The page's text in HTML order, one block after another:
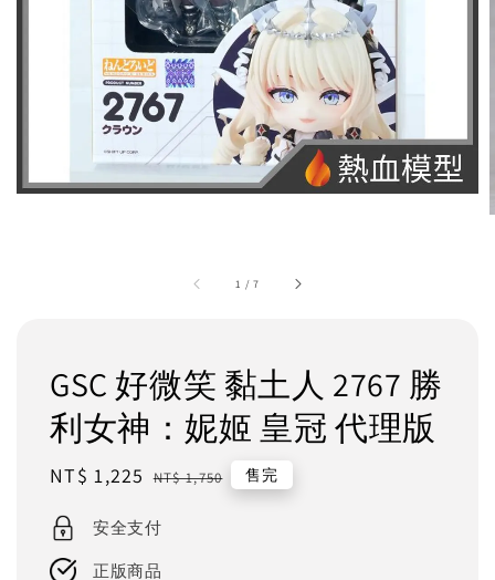
1 /7
GSC 好微笑 黏土人 2767 勝
利女神：妮姬 皇冠 代理版
Sale
NT$ 1,225 Regular
NT$ 1,750 售完
安全支付
正版商品